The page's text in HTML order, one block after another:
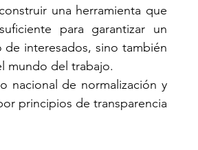
una herramienta que
para garantizar un
interesados, sino también
mundo del trabajo.
nacional de normalización y
principios de transparencia